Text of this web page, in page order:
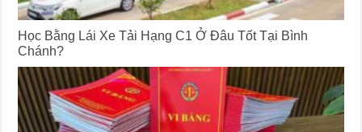
Học Bằng Lái Xe Tải Hạng C1 Ở Đâu Tốt Tại Bình
Chánh?